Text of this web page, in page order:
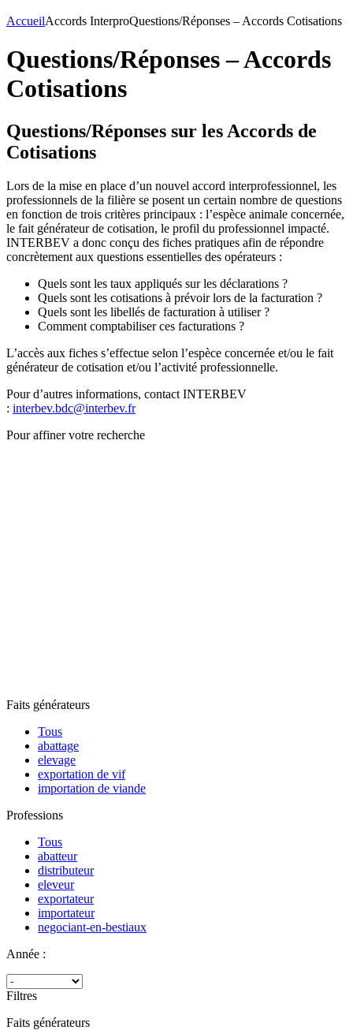
AccueilAccords InterproQuestions/Réponses – Accords Cotisations
Questions/Réponses – Accords
Cotisations
Questions/Réponses sur les Accords de
Cotisations
Lors de la mise en place d’un nouvel accord interprofessionnel, les
professionnels de la filière se posent un certain nombre de questions
en fonction de trois critères principaux : l’espèce animale concernée,
le fait générateur de cotisation, le profil du professionnel impacté.
INTERBEV a donc conçu des fiches pratiques afin de répondre
concrètement aux questions essentielles des opérateurs :
Quels sont les taux appliqués sur les déclarations ?
Quels sont les cotisations à prévoir lors de la facturation ?
Quels sont les libellés de facturation à utiliser ?
Comment comptabiliser ces facturations ?
L’accès aux fiches s’effectue selon l’espèce concernée et/ou le fait
générateur de cotisation et/ou l’activité professionnelle.
Pour d’autres informations, contact INTERBEV
: interbev.bdc@interbev.fr
Pour affiner votre recherche
Faits générateurs
Tous
abattage
elevage
exportation de vif
importation de viande
Professions
Tous
abatteur
distributeur
eleveur
exportateur
importateur
negociant-en-bestiaux
Année :
Filtres
Faits générateurs